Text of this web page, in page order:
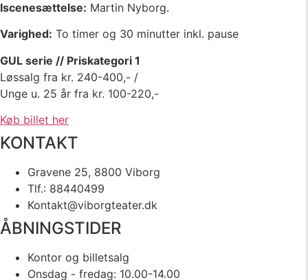
Iscenesættelse: Martin Nyborg.
Varighed: To timer og 30 minutter inkl. pause
GUL serie // Priskategori 1
Løssalg fra kr. 240-400,- /
Unge u. 25 år fra kr. 100-220,-
Køb billet her
KONTAKT
Gravene 25, 8800 Viborg
Tlf.: 88440499
Kontakt@viborgteater.dk
ÅBNINGSTIDER
Kontor og billetsalg
Onsdag - fredag: 10.00-14.00